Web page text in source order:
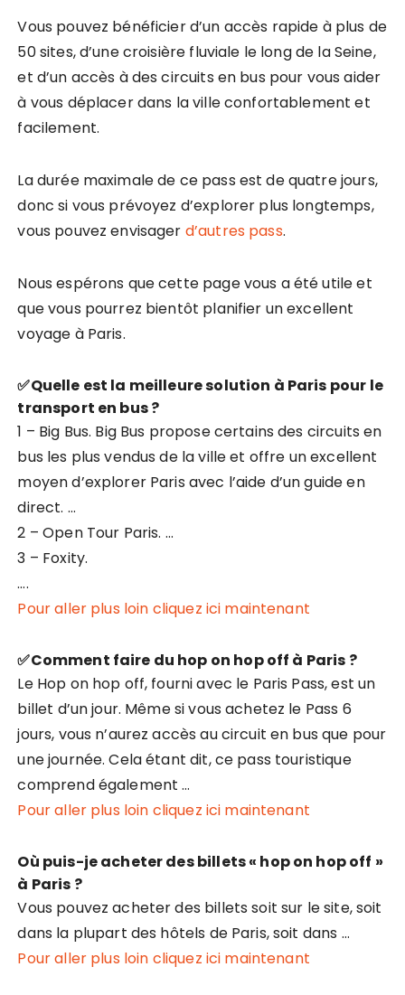
Vous pouvez bénéficier d’un accès rapide à plus de
50 sites, d’une croisière fluviale le long de la Seine,
et d’un accès à des circuits en bus pour vous aider
à vous déplacer dans la ville confortablement et
facilement.
La durée maximale de ce pass est de quatre jours,
donc si vous prévoyez d’explorer plus longtemps,
vous pouvez envisager d’autres pass.
Nous espérons que cette page vous a été utile et
que vous pourrez bientôt planifier un excellent
voyage à Paris.
✅Quelle est la meilleure solution à Paris pour le
transport en bus ?
1 – Big Bus. Big Bus propose certains des circuits en
bus les plus vendus de la ville et offre un excellent
moyen d’explorer Paris avec l’aide d’un guide en
direct. …
2 – Open Tour Paris. …
3 – Foxity.
….
Pour aller plus loin cliquez ici maintenant
✅Comment faire du hop on hop off à Paris ?
Le Hop on hop off, fourni avec le Paris Pass, est un
billet d’un jour. Même si vous achetez le Pass 6
jours, vous n’aurez accès au circuit en bus que pour
une journée. Cela étant dit, ce pass touristique
comprend également …
Pour aller plus loin cliquez ici maintenant
Où puis-je acheter des billets « hop on hop off »
à Paris ?
Vous pouvez acheter des billets soit sur le site, soit
dans la plupart des hôtels de Paris, soit dans …
Pour aller plus loin cliquez ici maintenant